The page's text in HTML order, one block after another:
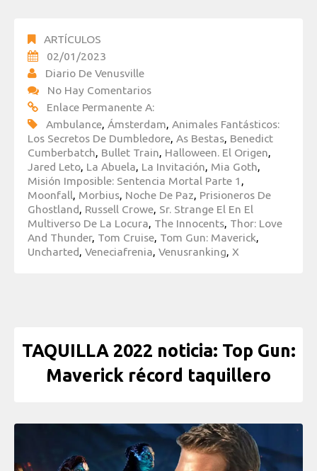
ARTÍCULOS
02/01/2023
Diario De Venusville
No Hay Comentarios
Enlace Permanente A:
Ambulance, Ámsterdam, Animales Fantásticos:
Los Secretos De Dumbledore, As Bestas, Benedict
Cumberbatch, Bullet Train, Halloween. El Origen,
Jared Leto, La Abuela, La Invitación, Mia Goth,
Misión Imposible: Sentencia Mortal Parte 1 ,
Moonfall, Morbius, Noche De Paz, Prisioneros De
Ghostland, Russell Crowe, Sr. Strange El En El
Multiverso De La Locura, The Innocents, Thor: Love
And Thunder, Tom Cruise, Tom Gun: Maverick,
Uncharted, Veneciafrenia, Venusranking, X
TAQUILLA 2022 noticia: Top Gun:
Maverick récord taquillero